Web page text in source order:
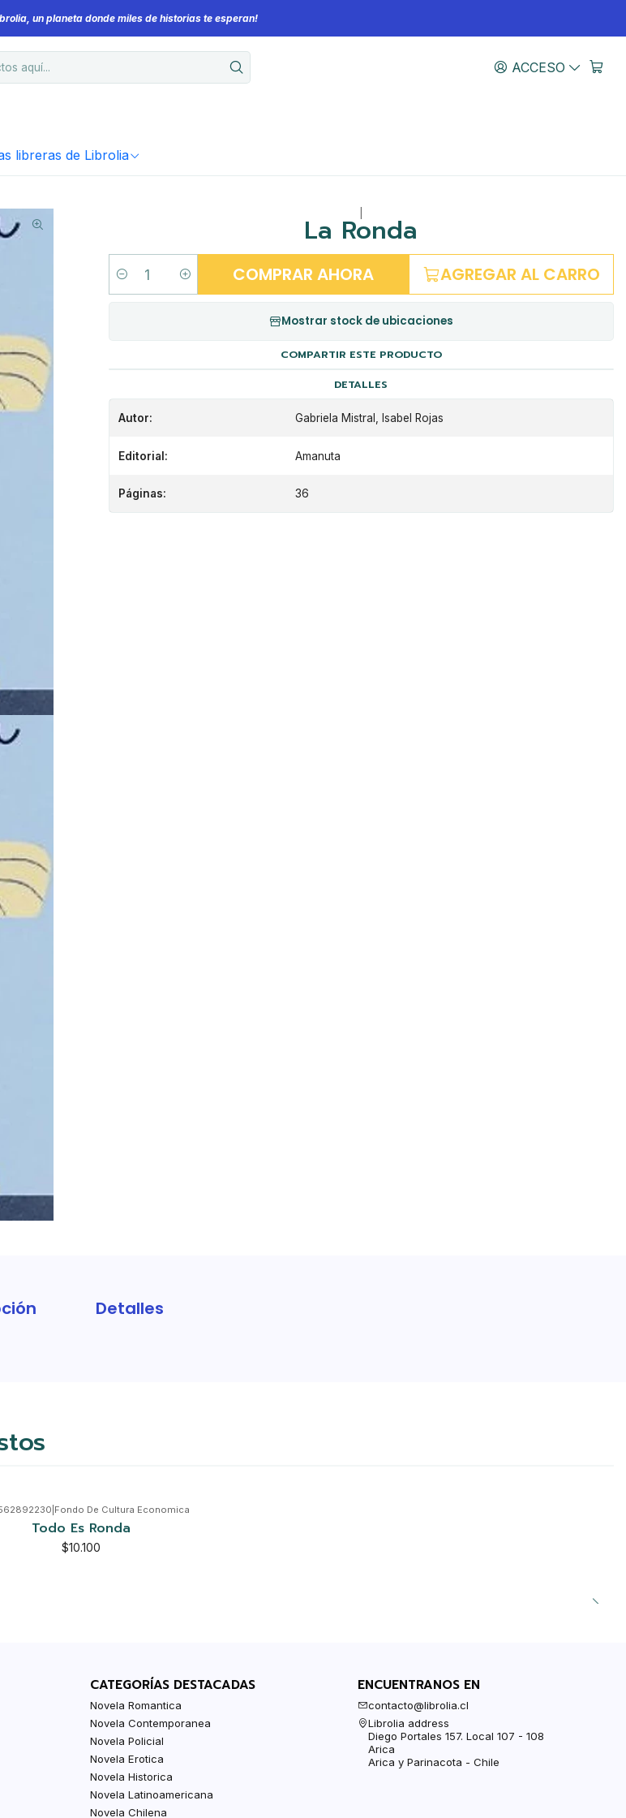
ACCESO
libreras de Librolia
un planeta donde miles de historias te esperan!
La Ronda
Cantidad AGREGAR AL CARRO
COMPRAR AHORA
Mostrar stock de ubicaciones
COMPARTIR ESTE PRODUCTO
DETALLES
Autor: Gabriela Mistral, Isabel Rojas
Editorial: Amanuta
Páginas: 36
Detalles
Fondo De Cultura Economica
Todo Es Ronda
$10.100
CATEGORÍAS DESTACADAS
Novela Romantica
Novela Contemporanea
Novela Policial
Novela Erotica
Novela Historica
Novela Latinoamericana
Novela Chilena
ENCUENTRANOS EN
contacto@librolia.cl
Librolia address
Diego Portales 157. Local 107 - 108
Arica
Arica y Parinacota - Chile